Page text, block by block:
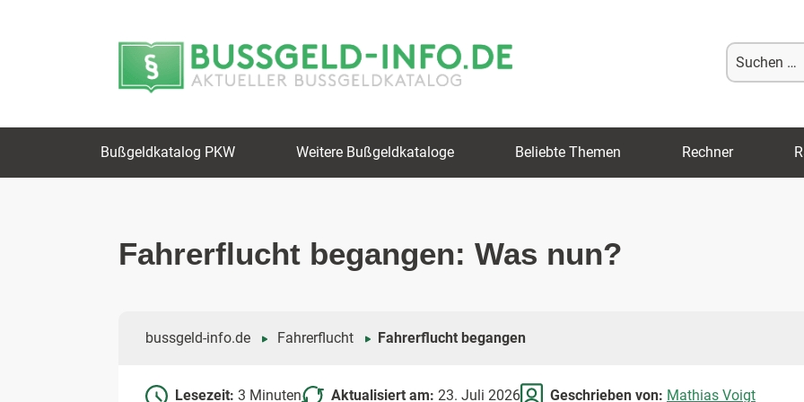
Suche
nach:
Bußgeldkatalog PKW Weitere Bußgeldkataloge Beliebte Themen Rechner
Fahrerflucht begangen: Was nun?
bussgeld-info.de Fahrerflucht Fahrerflucht begangen
Lesezeit: 3 Minuten Aktualisiert am: 23. Juli 2026 Geschrieben von: Mathias Voigt